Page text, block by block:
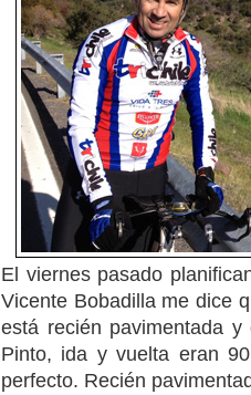
El viernes pasado
Vicente Bobadilla me dice
está recién pavimentada
Pinto, ida y vuelta eran
perfecto. Recién